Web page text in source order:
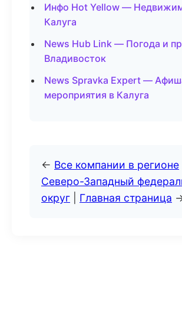
Инфо Hot Yellow —
Калуга
News Hub Link — Погода и
Владивосток
News Spravka Expert —
мероприятия в Калуга
← Все компании в регионе
Северо-Западный
округ
Главная страница